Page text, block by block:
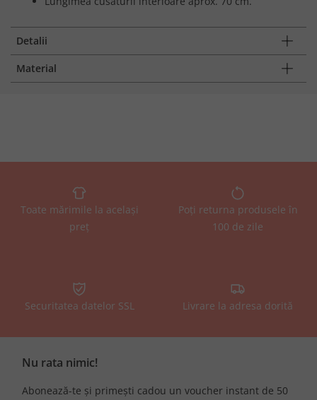
Detalii
Material
Toate mărimile la același
preț
Poți returna produsele în
100 de zile
Securitatea datelor SSL Livrare la adresa dorită
Nu rata nimic!
Abonează-te și primești cadou un voucher instant de 50